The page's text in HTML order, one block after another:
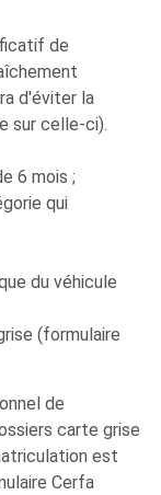
de
d'éviter la
sur celle-ci).
6 mois ;
qui
du véhicule
(formulaire
de
carte grise
est
Cerfa